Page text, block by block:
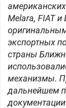
Melara, FIAT
экспортных
страны
механизмы.
дальнейшем